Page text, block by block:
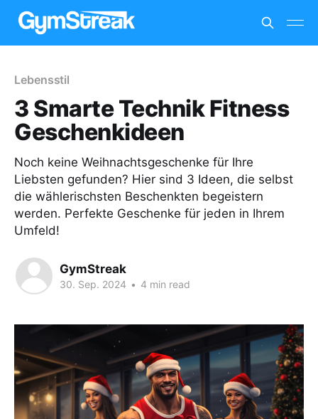
Lebensstil
3 Smarte Technik Fitness
Geschenkideen
Noch keine Weihnachtsgeschenke für Ihre
Liebsten gefunden? Hier sind 3 Ideen, die selbst
die wählerischsten Beschenkten begeistern
werden. Perfekte Geschenke für jeden in Ihrem
Umfeld!
GymStreak
30. Sep. 2024 • 4 min read